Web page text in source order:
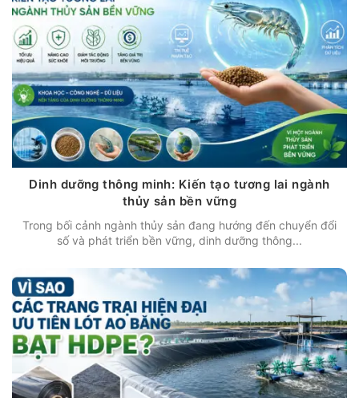
Dinh dưỡng thông minh: Kiến tạo tương lai ngành
thủy sản bền vững
Trong bối cảnh ngành thủy sản đang hướng đến chuyển đổi
số và phát triển bền vững, dinh dưỡng thông...